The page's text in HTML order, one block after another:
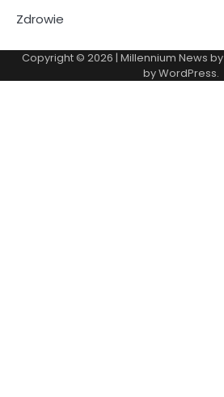
Zdrowie
Copyright © 2026 | Millennium News by
byWordPress.